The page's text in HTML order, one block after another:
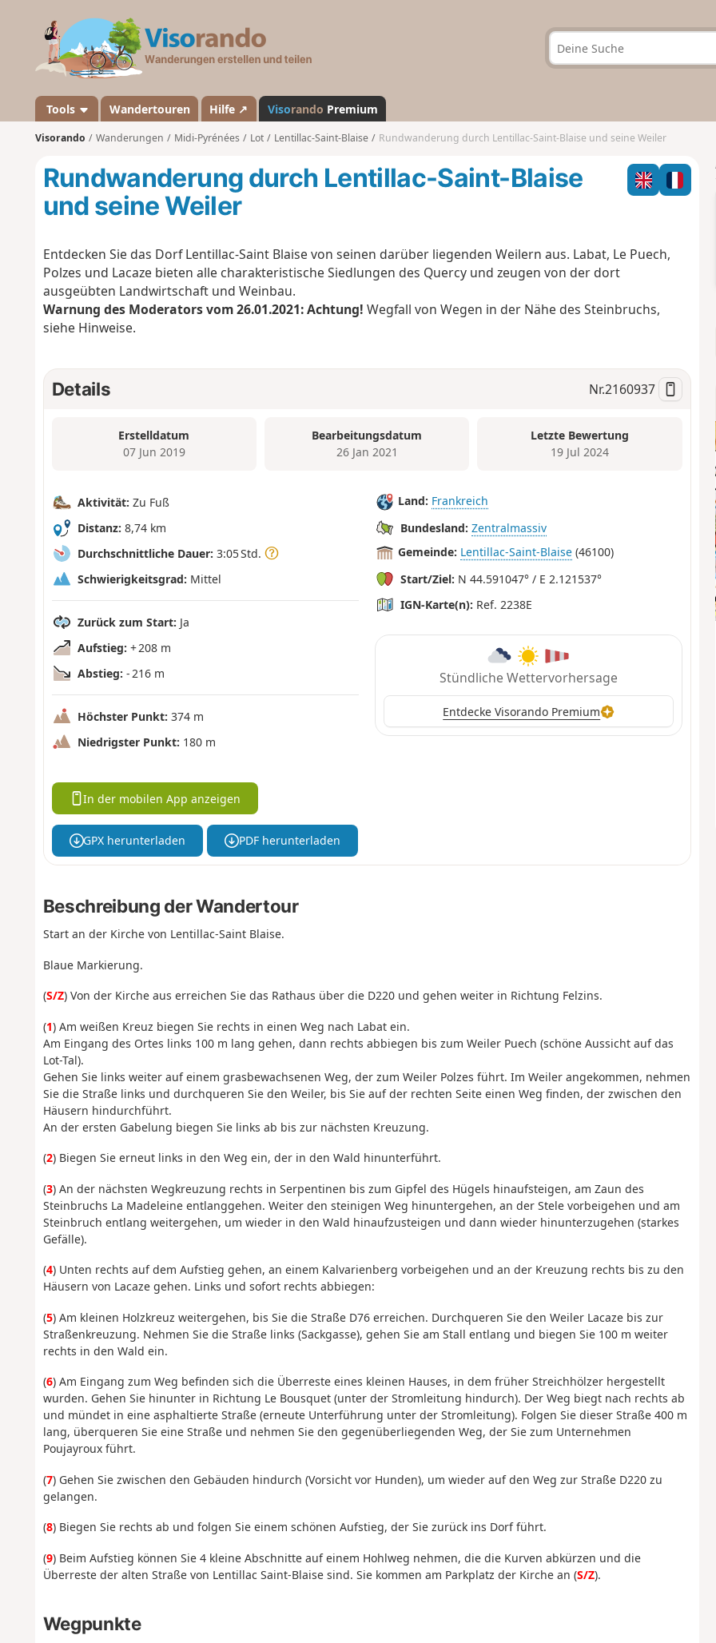
a
n
d
Tools Wandertouren Hilfe ↗ Visorando Premium
Visorando Wanderungen Midi-Pyrénées Lot Lentillac-Saint-Blaise Rundwanderung durch Lentillac-Saint-Blaise und seine Weiler
Rundwanderung durch Lentillac-Saint-Blaise
und seine Weiler
Entdecken Sie das Dorf Lentillac-Saint Blaise von seinen darüber liegenden Weilern aus. Labat, Le Puech,
Polzes und Lacaze bieten alle charakteristische Siedlungen des Quercy und zeugen von der dort
ausgeübten Landwirtschaft und Weinbau.
Warnung des Moderators vom 26.01.2021: Achtung! Wegfall von Wegen in der Nähe des Steinbruchs,
siehe Hinweise.
Details Nr.2160937
Erstelldatum
07 Jun 2019
Bearbeitungsdatum
26 Jan 2021
Letzte Bewertung
19 Jul 2024
Aktivität: Zu Fuß
Distanz: 8,74 km
Durchschnittliche Dauer: 3:05 Std.
Schwierigkeitsgrad: Mittel
Zurück zum Start: Ja
Aufstieg: + 208 m
Abstieg: - 216 m
Höchster Punkt: 374 m
Niedrigster Punkt: 180 m
Land: Frankreich
Bundesland: Zentralmassiv
Gemeinde: Lentillac-Saint-Blaise (46100)
Start/Ziel: N 44.591047° / E 2.121537°
IGN-Karte(n): Ref. 2238E
Stündliche Wettervorhersage
Entdecke Visorando Premium
In der mobilen App anzeigen
GPX herunterladen PDF herunterladen
Beschreibung der Wandertour
Start an der Kirche von Lentillac-Saint Blaise.
Blaue Markierung.
(S/Z) Von der Kirche aus erreichen Sie das Rathaus über die D220 und gehen weiter in Richtung Felzins.
(1) Am weißen Kreuz biegen Sie rechts in einen Weg nach Labat ein.
Am Eingang des Ortes links 100 m lang gehen, dann rechts abbiegen bis zum Weiler Puech (schöne Aussicht auf das
Lot-Tal).
Gehen Sie links weiter auf einem grasbewachsenen Weg, der zum Weiler Polzes führt. Im Weiler angekommen, nehmen
Sie die Straße links und durchqueren Sie den Weiler, bis Sie auf der rechten Seite einen Weg finden, der zwischen den
Häusern hindurchführt.
An der ersten Gabelung biegen Sie links ab bis zur nächsten Kreuzung.
(2) Biegen Sie erneut links in den Weg ein, der in den Wald hinunterführt.
(3) An der nächsten Wegkreuzung rechts in Serpentinen bis zum Gipfel des Hügels hinaufsteigen, am Zaun des
Steinbruchs La Madeleine entlanggehen. Weiter den steinigen Weg hinuntergehen, an der Stele vorbeigehen und am
Steinbruch entlang weitergehen, um wieder in den Wald hinaufzusteigen und dann wieder hinunterzugehen (starkes
Gefälle).
(4) Unten rechts auf dem Aufstieg gehen, an einem Kalvarienberg vorbeigehen und an der Kreuzung rechts bis zu den
Häusern von Lacaze gehen. Links und sofort rechts abbiegen:
(5) Am kleinen Holzkreuz weitergehen, bis Sie die Straße D76 erreichen. Durchqueren Sie den Weiler Lacaze bis zur
Straßenkreuzung. Nehmen Sie die Straße links (Sackgasse), gehen Sie am Stall entlang und biegen Sie 100 m weiter
rechts in den Wald ein.
(6) Am Eingang zum Weg befinden sich die Überreste eines kleinen Hauses, in dem früher Streichhölzer hergestellt
wurden. Gehen Sie hinunter in Richtung Le Bousquet (unter der Stromleitung hindurch). Der Weg biegt nach rechts ab
und mündet in eine asphaltierte Straße (erneute Unterführung unter der Stromleitung). Folgen Sie dieser Straße 400 m
lang, überqueren Sie eine Straße und nehmen Sie den gegenüberliegenden Weg, der Sie zum Unternehmen
Poujayroux führt.
(7) Gehen Sie zwischen den Gebäuden hindurch (Vorsicht vor Hunden), um wieder auf den Weg zur Straße D220 zu
gelangen.
(8) Biegen Sie rechts ab und folgen Sie einem schönen Aufstieg, der Sie zurück ins Dorf führt.
(9) Beim Aufstieg können Sie 4 kleine Abschnitte auf einem Hohlweg nehmen, die die Kurven abkürzen und die
Überreste der alten Straße von Lentillac Saint-Blaise sind. Sie kommen am Parkplatz der Kirche an (S/Z).
Wegpunkte